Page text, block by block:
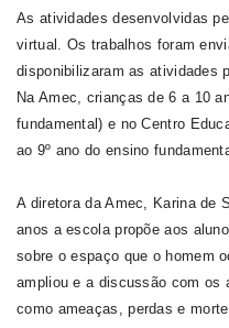
As atividades desenvolvidas
virtual. Os trabalhos foram
disponibilizaram as atividades
Na Amec, crianças de 6 a 10
fundamental) e no Centro
ao 9º ano do ensino
A diretora da Amec, Karina de
anos a escola propõe aos
sobre o espaço que o homem
ampliou e a discussão com os
como ameaças, perdas e morte.